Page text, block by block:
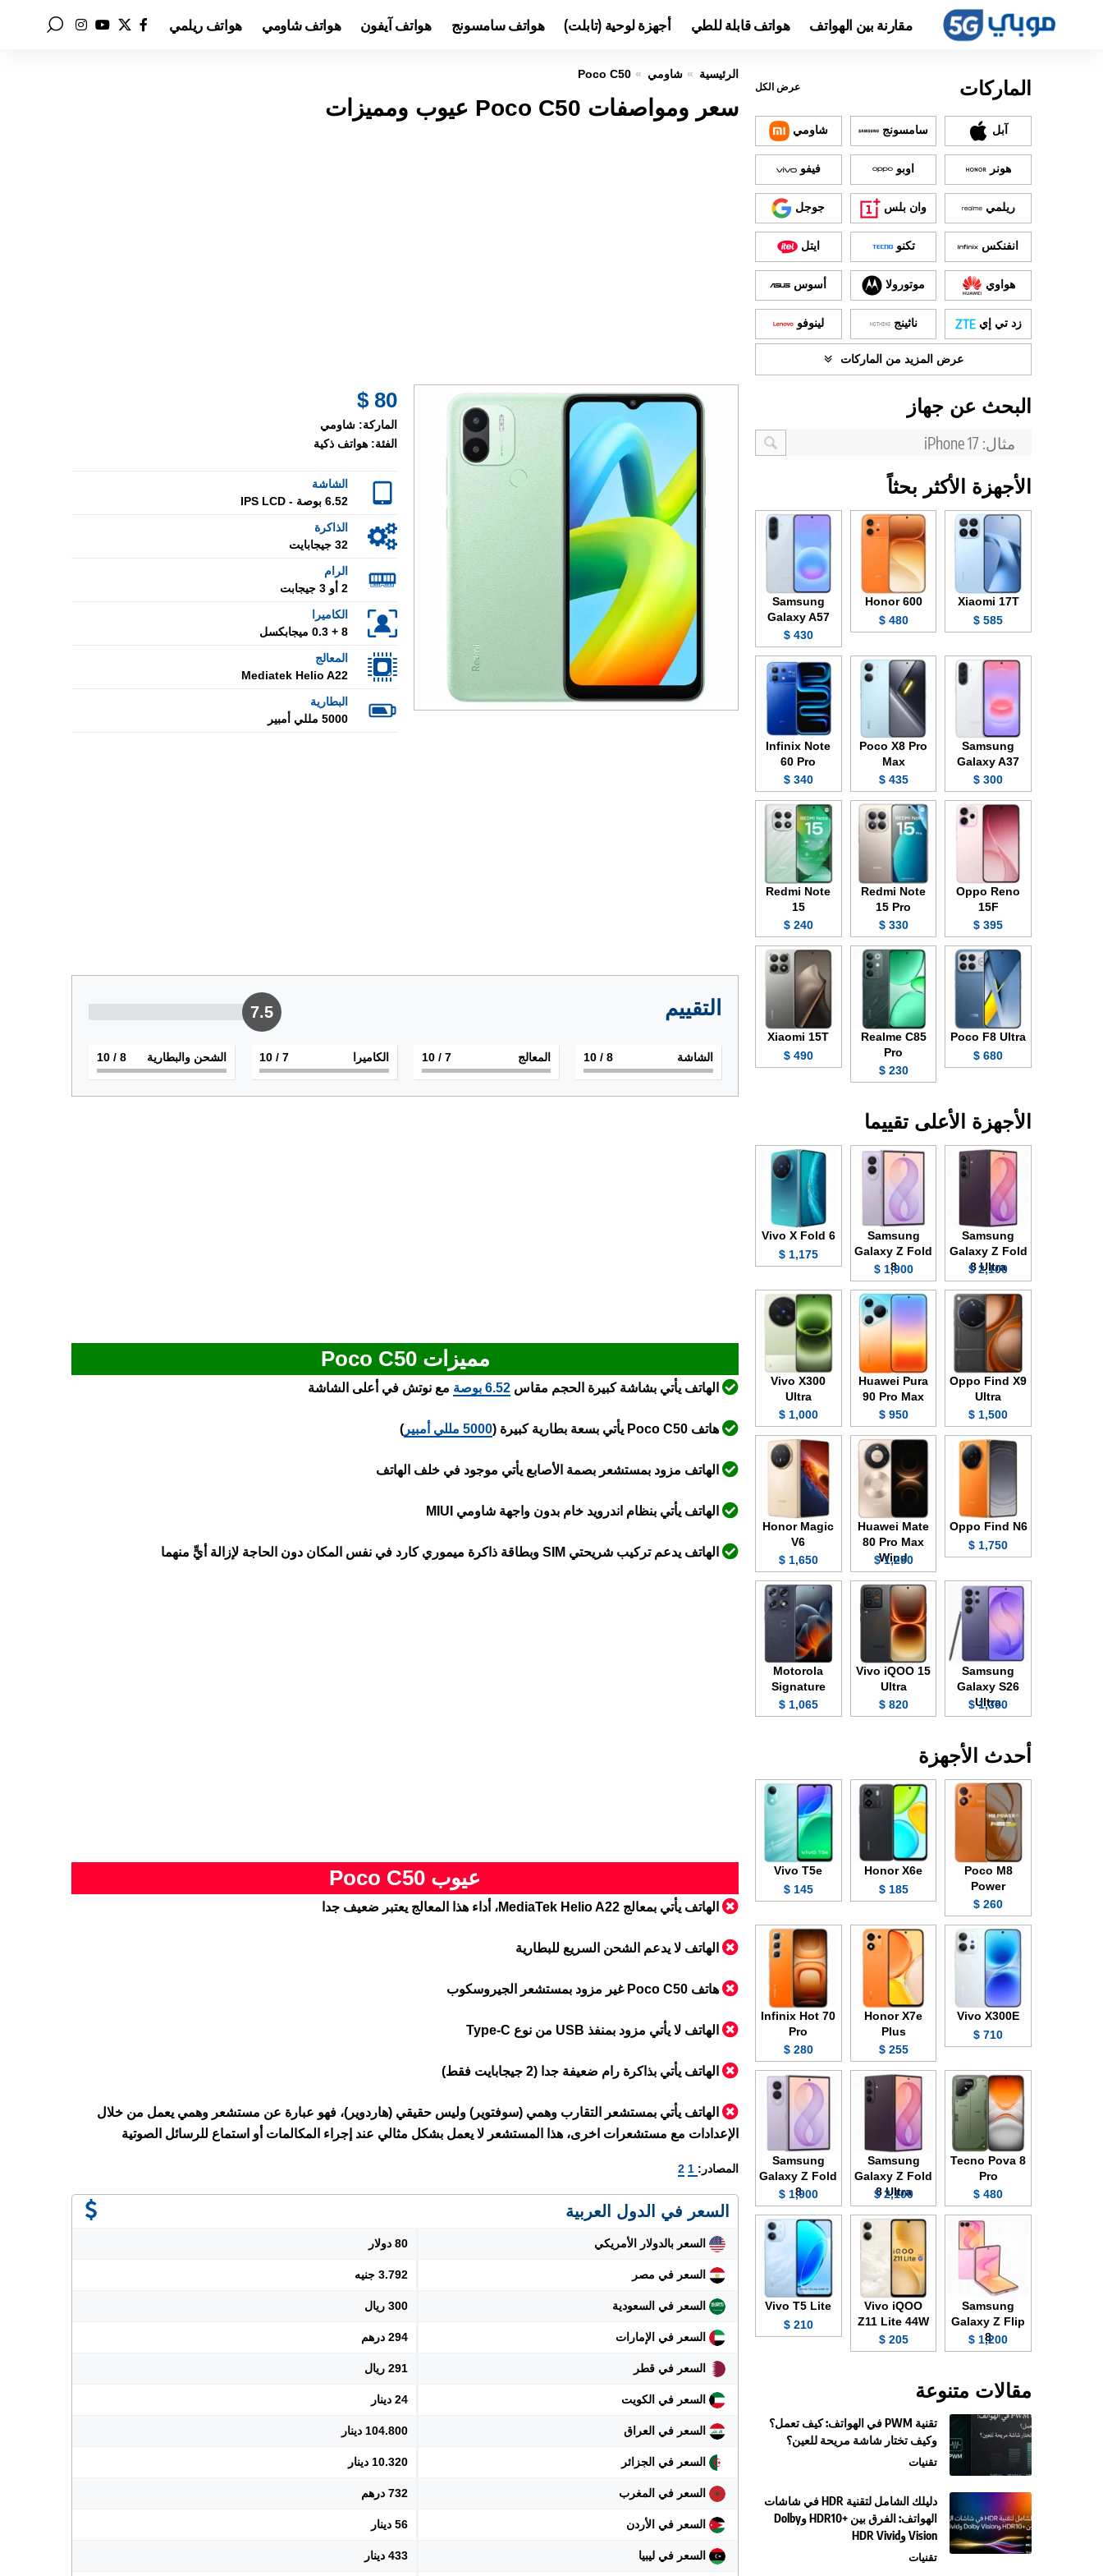
مقارنة بين الهواتف هواتف قابلة للطي أجهزة لوحية (تابلت) هواتف سامسونج هواتف آيفون هواتف شاومي هواتف ريلمي
الرئيسية شاومي Poco C50
سعر ومواصفات Poco C50 عيوب ومميزات
80 $
الماركة: شاومي
الفئة: هواتف ذكية
الشاشة
6.52 بوصة - IPS LCD
الذاكرة
32 جيجابايت
الرام
2 أو 3 جيجابت
الكاميرا
8 + 0.3 ميجابكسل
المعالج
Mediatek Helio A22
البطارية
5000 مللي أمبير
التقييم 7.5
الشاشة 8
/ 10 المعالج 7
/ 10 الكاميرا 7
/ 10 الشحن والبطارية 8
/ 10
مميزات Poco C50
الهاتف يأتي بشاشة كبيرة الحجم مقاس 6.52 بوصة مع نوتش في أعلى الشاشة
هاتف Poco C50 يأتي بسعة بطارية كبيرة ( 5000 مللي أمبير )
الهاتف مزود بمستشعر بصمة الأصابع يأتي موجود في خلف الهاتف
الهاتف يأتي بنظام اندرويد خام بدون واجهة شاومي MIUI
الهاتف يدعم تركيب شريحتي SIM وبطاقة ذاكرة ميموري كارد في نفس المكان دون الحاجة لإزالة أيٍّ منهما
عيوب Poco C50
الهاتف يأتي بمعالج MediaTek Helio A22، أداء هذا المعالج يعتبر ضعيف جدا
الهاتف لا يدعم الشحن السريع للبطارية
هاتف Poco C50 غير مزود بمستشعر الجيروسكوب
الهاتف لا يأتي مزود بمنفذ USB من نوع Type-C
الهاتف يأتي بذاكرة رام ضعيفة جدا (2 جيجابايت فقط)
الهاتف يأتي بمستشعر التقارب وهمي (سوفتوير) وليس حقيقي (هاردوير)، فهو عبارة عن مستشعر وهمي يعمل من خلال
الإعدادات مع مستشعرات اخرى، هذا المستشعر لا يعمل بشكل مثالي عند إجراء المكالمات أو استماع للرسائل الصوتية
المصادر: 2
السعر في الدول العربية
السعر بالدولار الأمريكي 80 دولار
السعر في مصر 3.792 جنيه
السعر في السعودية 300 ريال
السعر في الإمارات 294 درهم
السعر في قطر 291 ريال
السعر في الكويت 24 دينار
السعر في العراق 104.800 دينار
السعر في الجزائر 10.320 دينار
السعر في المغرب 732 درهم
السعر في الأردن 56 دينار
السعر في ليبيا 433 دينار
الماركات عرض الكل
آبل سامسونج شاومي
هونر اوبو فيفو
ريلمي وان بلس جوجل
انفنكس تكنو ايتل
هواوي موتورولا أسوس
زد تي إي ناثينج لينوفو
عرض المزيد من الماركات
البحث عن جهاز
الأجهزة الأكثر بحثاً
Xiaomi 17T
585 $
Honor 600
480 $
Samsung
Galaxy A57
430 $
Samsung
Galaxy A37
300 $
Poco X8 Pro
Max
435 $
Infinix Note
60 Pro
340 $
Oppo Reno
15F
395 $
Redmi Note
15 Pro
330 $
Redmi Note
15
240 $
Poco F8 Ultra
680 $
Realme C85
Pro
230 $
Xiaomi 15T
490 $
الأجهزة الأعلى تقييما
Samsung
Galaxy Z Fold
8 Ultra
2,100 $
Samsung
Galaxy Z Fold
8
1,900 $
Vivo X Fold 6
1,175 $
Oppo Find X9
Ultra
1,500 $
Huawei Pura
90 Pro Max
950 $
Vivo X300
Ultra
1,000 $
Oppo Find N6
1,750 $
Huawei Mate
80 Pro Max
Wind
1,250 $
Honor Magic
V6
1,650 $
Samsung
Galaxy S26
Ultra
1,300 $
Vivo iQOO 15
Ultra
820 $
Motorola
Signature
1,065 $
أحدث الأجهزة
Poco M8
Power
260 $
Honor X6e
185 $
Vivo T5e
145 $
Vivo X300E
710 $
Honor X7e
Plus
255 $
Infinix Hot 70
Pro
280 $
Tecno Pova 8
Pro
480 $
Samsung
Galaxy Z Fold
8 Ultra
2,100 $
Samsung
Galaxy Z Fold
8
1,900 $
Samsung
Galaxy Z Flip
8
1,200 $
Vivo iQOO
Z11 Lite 44W
205 $
Vivo T5 Lite
210 $
مقالات متنوعة
تقنية PWM في الهواتف: كيف تعمل؟
وكيف تختار شاشة مريحة للعين؟
تقنيات
دليلك الشامل لتقنية HDR في شاشات
الهواتف: الفرق بين +HDR10 وDolby
Vision وHDR Vivid
تقنيات